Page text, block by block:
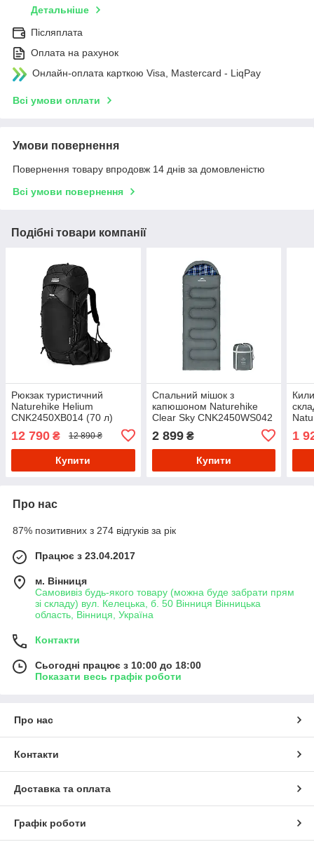
Детальніше
Післяплата
Оплата на рахунок
Онлайн-оплата карткою Visa, Mastercard - LiqPay
Всі умови оплати
Умови повернення
Повернення товару впродовж 14 днів за домовленістю
Всі умови повернення
Подібні товари компанії
Рюкзак туристичний
Naturehike Helium
CNK2450XB014 (70 л)
12 790 ₴ 12 890 ₴
Купити
Спальний мішок з
капюшоном Naturehike
Clear Sky CNK2450WS042
2 899₴
Купити
1
Про нас
87% позитивних з 274 відгуків за рік
Працює з 23.04.2017
м. Вінниця
Самовивіз будь-якого товару (можна буде забрати прям
зі складу) вул. Келецька, б. 50 Вінниця Вінницька
область, Вінниця, Україна
Контакти
Сьогодні працює з 10:00 до 18:00
Показати весь графік роботи
Про нас
Контакти
Доставка та оплата
Графік роботи